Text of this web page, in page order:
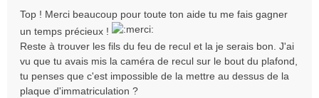
Top ! Merci beaucoup pour toute ton aide tu me fais gagner
un temps précieux !
Reste à trouver les fils du feu de recul et la je serais bon. J'ai
vu que tu avais mis la caméra de recul sur le bout du plafond,
tu penses que c'est impossible de la mettre au dessus de la
plaque d'immatriculation ?